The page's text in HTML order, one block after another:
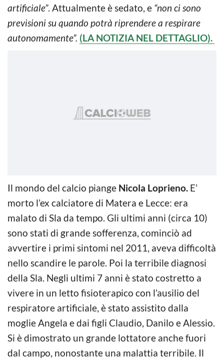
artificiale”. Attualmente è sedato, e “non ci sono
previsioni su quando potrà riprendere a respirare
autonomamente”. (LA NOTIZIA NEL DETTAGLIO).
Il mondo del calcio piange Nicola Loprieno. E’
morto l’ex calciatore di Matera e Lecce: era
malato di Sla da tempo. Gli ultimi anni (circa 10)
sono stati di grande sofferenza, cominciò ad
avvertire i primi sintomi nel 2011, aveva difficoltà
nello scandire le parole. Poi la terribile diagnosi
della Sla. Negli ultimi 7 anni è stato costretto a
vivere in un letto fisioterapico con l’ausilio del
respiratore artificiale, è stato assistito dalla
moglie Angela e dai figli Claudio, Danilo e Alessio.
Si è dimostrato un grande lottatore anche fuori
dal campo, nonostante una malattia terribile. Il